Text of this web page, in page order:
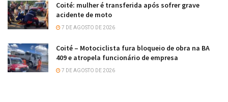
Coité: mulher é transferida após sofrer grave
acidente de moto
7 DE AGOSTO DE 2026
Coité – Motociclista fura bloqueio de obra na BA
409 e atropela funcionário de empresa
7 DE AGOSTO DE 2026